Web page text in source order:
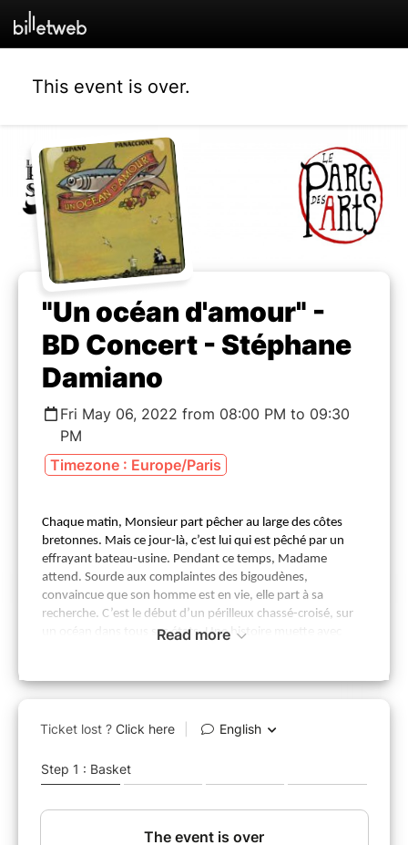
This event is over.
"Un océan d'amour" -
BD Concert - Stéphane
Damiano
Fri May 06, 2022 from 08:00 PM to 09:30
PM
Timezone : Europe/Paris
Chaque matin, Monsieur part pêcher au large des côtes
bretonnes. Mais ce jour-là, c’est lui qui est pêché par un
effrayant bateau-usine. Pendant ce temps, Madame
attend. Sourde aux complaintes des bigoudènes,
convaincue que son homme est en vie, elle part à sa
recherche. C’est le début d’un périlleux chassé-croisé, sur
un océan dans tous ses états. Une histoire muette avec
Cette création est née d’un coup de cœur du pianiste
Lupano et Panaccione, pleine d’imagination, de finesse et
de malice. La musique, jouée par un piano et un
bretonnes et d’improvisations au fil des vignettes de la BD
Read more